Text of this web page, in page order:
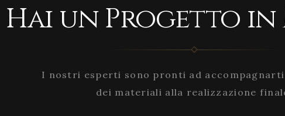
Hai un Progetto in
I nostri esperti sono pronti ad
dei materiali alla realizzazione